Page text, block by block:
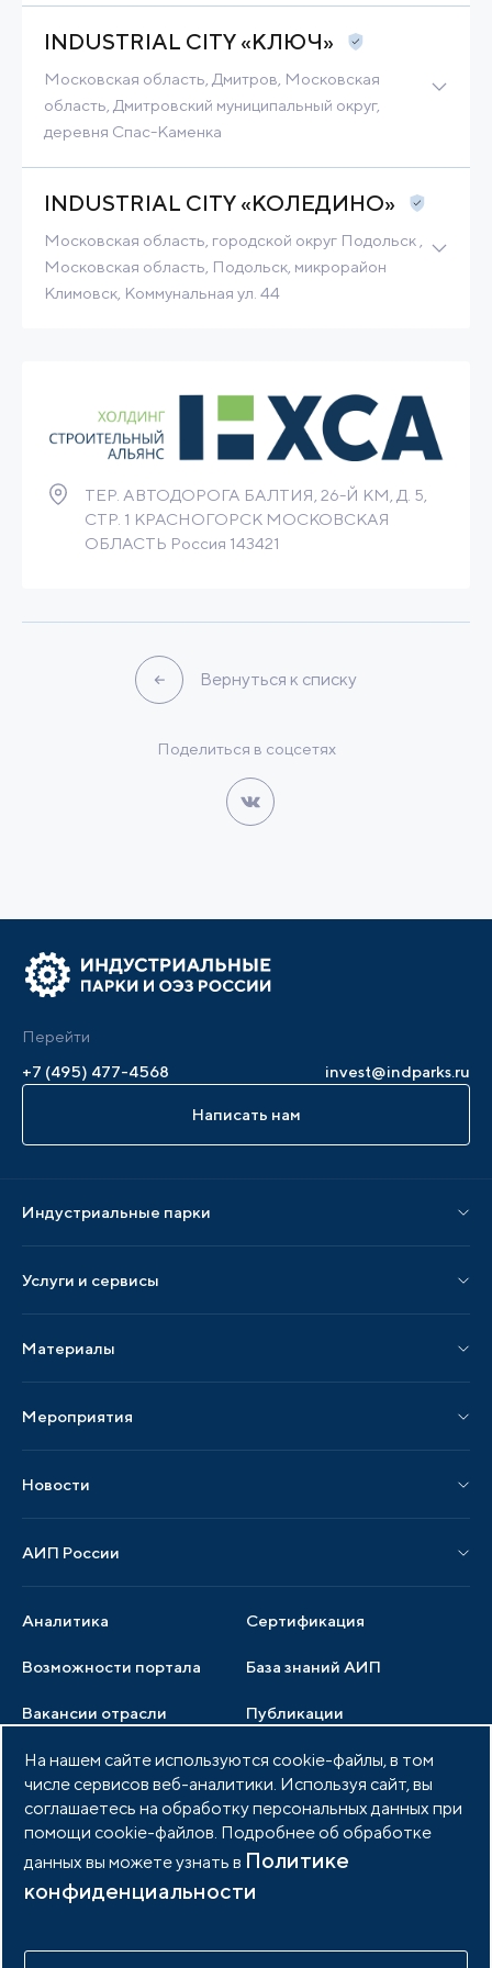
INDUSTRIAL CITY «КЛЮЧ»
Московская область, Дмитров, Московская
область, Дмитровский муниципальный округ,
деревня Спас-Каменка
Подробнее
INDUSTRIAL CITY «КОЛЕДИНО»
Московская область, городской округ Подольск ,
Московская область, Подольск, микрорайон
Климовск, Коммунальная ул. 44
ТЕР. АВТОДОРОГА БАЛТИЯ, 26-Й КМ, Д. 5,
СТР. 1 КРАСНОГОРСК МОСКОВСКАЯ
ОБЛАСТЬ Россия 143421
Вернуться к списку
Поделиться в соцсетях
Перейти
+7 (495) 477-4568
invest@indparks.ru
Написать нам
Индустриальные парки
Парки по регионам
Услуги и сервисы
Услуги по локализации
Аналитика Сертификация
Возможности портала
Материалы
Публикации СМИ и статьи
Образцы документов
База знаний АИП
Вакансии отрасли
Мероприятия
Мероприятия отрасли
Новости
Новости отрасли
Публикации
Медиатека Тендеры
АИП России
Члены ассоциации
Услуги ассоциации
Документы АИП
Партнеры ассоциации
Фото и видео
Членство в АИП Войти в личный кабинет
На нашем сайте используются cookie-файлы, в том
числе сервисов веб-аналитики. Используя сайт, вы
соглашаетесь на обработку персональных данных при
помощи cookie-файлов. Подробнее об обработке
данных вы можете узнать в Политике
конфиденциальности